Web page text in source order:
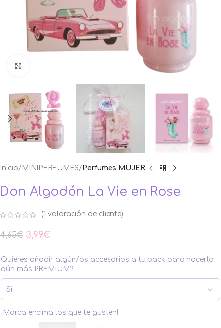
Inicio MINIPERFUMES Perfumes MUJER
Don Algodón La Vie en Rose
(1 valoración de cliente)
4,65€ 3,99€
Quieres añadir algún/os accesorios a tu pack para hacerlo
aún más PREMIUM?
¡Marca encima los que te gusten!